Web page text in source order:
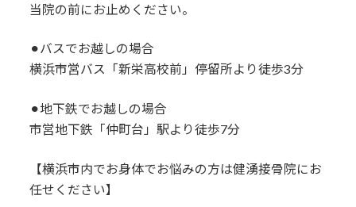
当院の前にお止めください。
⚫︎バスでお越しの場合
横浜市営バス「新栄高校前」停留所より徒歩3分
⚫︎地下鉄でお越しの場合
市営地下鉄「仲町台」駅より徒歩7分
【横浜市内でお身体でお悩みの方は健湧接骨院にお
任せください】